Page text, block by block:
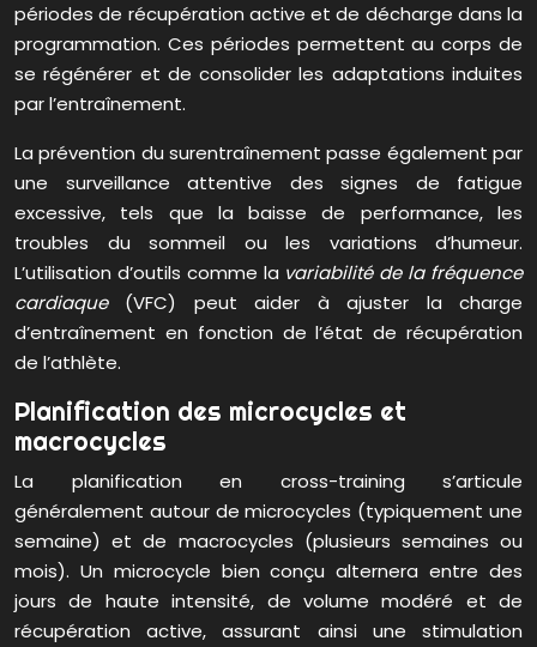
périodes de récupération active et de décharge dans la
programmation. Ces périodes permettent au corps de
se régénérer et de consolider les adaptations induites
par l’entraînement.
La prévention du surentraînement passe également par
une surveillance attentive des signes de fatigue
excessive, tels que la baisse de performance, les
troubles du sommeil ou les variations d’humeur.
L’utilisation d’outils comme la variabilité de la fréquence
cardiaque (VFC) peut aider à ajuster la charge
d’entraînement en fonction de l’état de récupération
de l’athlète.
Planification des microcycles et
macrocycles
La planification en cross-training s’articule
généralement autour de microcycles (typiquement une
semaine) et de macrocycles (plusieurs semaines ou
mois). Un microcycle bien conçu alternera entre des
jours de haute intensité, de volume modéré et de
récupération active, assurant ainsi une stimulation